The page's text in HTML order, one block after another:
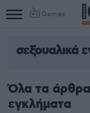
Games
σεξουαλικά
Όλα τα
εγκλήματα